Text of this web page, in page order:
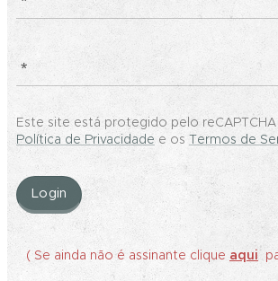
Este site está protegido pelo
Política de Privacidade e os Termos de
Login
( Se ainda não é assinante clique aqui